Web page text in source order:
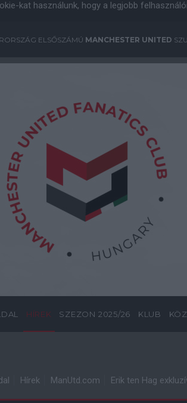
kat használunk, hogy a legjobb
ELSŐSZÁMÚ MANCHESTER UNITED
HÍREK SZEZON 2025/26 KLUB
Hírek ManUtd.com Erik ten Hag